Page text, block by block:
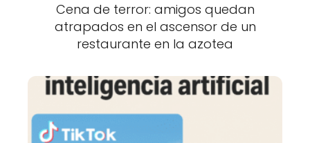
Cena de terror: amigos quedan
atrapados en el ascensor de un
restaurante en la azotea